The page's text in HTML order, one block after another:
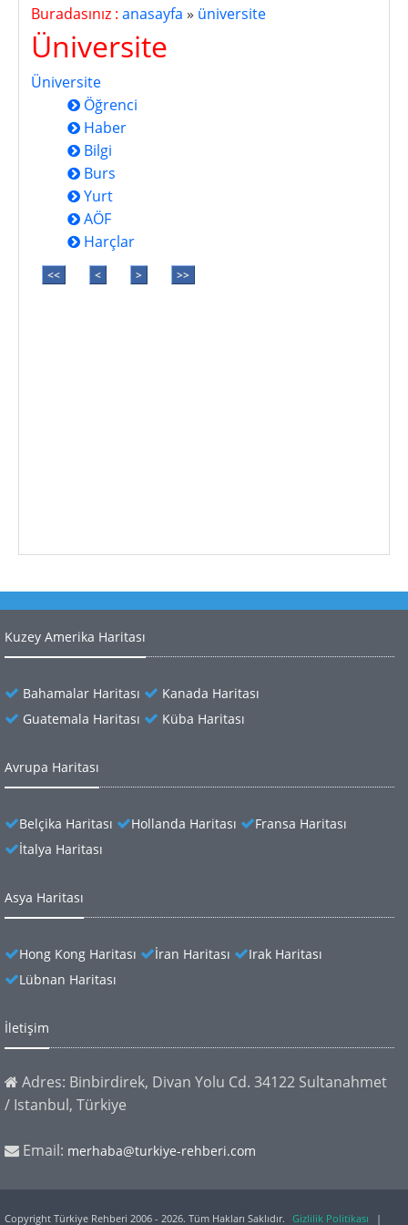
Buradasınız : anasayfa » üniversite
Üniversite
Üniversite
Öğrenci
Haber
Bilgi
Burs
Yurt
AÖF
Harçlar
Kuzey Amerika Haritası
Bahamalar Haritası
Kanada Haritası
Guatemala Haritası
Küba Haritası
Avrupa Haritası
Belçika Haritası Hollanda Haritası
Fransa Haritası
İtalya Haritası
Asya Haritası
Hong Kong Haritası İran Haritası
Irak Haritası
Lübnan Haritası
İletişim
Adres: Binbirdirek, Divan Yolu Cd. 34122 Sultanahmet
/ Istanbul, Türkiye
Email: merhaba@turkiye-rehberi.com
Copyright Türkiye Rehberi 2006 - 2026. Tüm Hakları Saklıdır. Gizlilik Politikası |